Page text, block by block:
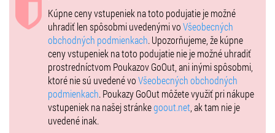
Kúpne ceny vstupeniek na toto podujatie je možné
uhradiť len spôsobmi uvedenými voVšeobecných
obchodných podmienkach. Upozorňujeme, že kúpne
ceny vstupeniek na toto podujatie nie je možné uhradiť
prostredníctvom Poukazov GoOut, ani inými spôsobmi,
ktoré nie sú uvedené voVšeobecných obchodných
podmienkach. Poukazy GoOut môžete využiť pri nákupe
vstupeniek na našej stránkegoout.net , ak tam nie je
uvedené inak.